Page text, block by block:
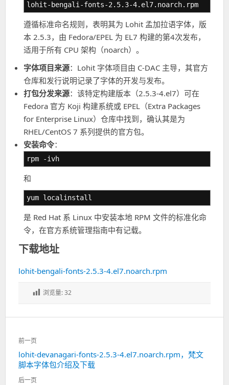
lohit-bengali-fonts-2.5.3-4.el7.noarch.rpm
遵循标准命名规则，表明其为 Lohit 孟加拉语字体，版
本 2.5.3，由 Fedora/EPEL 为 EL7 构建的第4次发布，
适用于所有 CPU 架构（noarch）。
字体项目来源：Lohit 字体项目由 C-DAC 主导，其官方
仓库和发行说明记录了字体的开发与发布。
打包分发来源：该特定构建版本（2.5.3-4.el7）可在
Fedora 官方 Koji 构建系统或 EPEL（Extra Packages
for Enterprise Linux）仓库中找到，确认其是为
RHEL/CentOS 7 系列提供的官方包。
安装命令：
rpm -ivh
和
yum localinstall
是 Red Hat 系 Linux 中安装本地 RPM 文件的标准化命
令，在官方系统管理指南中有记载。
下载地址
lohit-bengali-fonts-2.5.3-4.el7.noarch.rpm
浏览量:32
文
章
导
航
前一页
上
一
篇：
lohit-devanagari-fonts-2.5.3-4.el7.noarch.rpm，梵文
脚本字体包介绍及下载
后一页